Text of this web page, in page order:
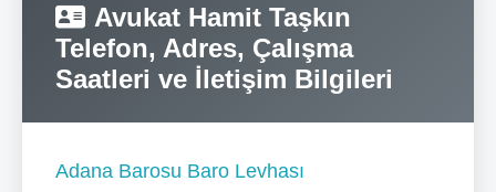
Avukat Hamit Taşkın
Telefon, Adres, Çalışma
Saatleri ve İletişim Bilgileri
Adana Barosu Baro Levhası